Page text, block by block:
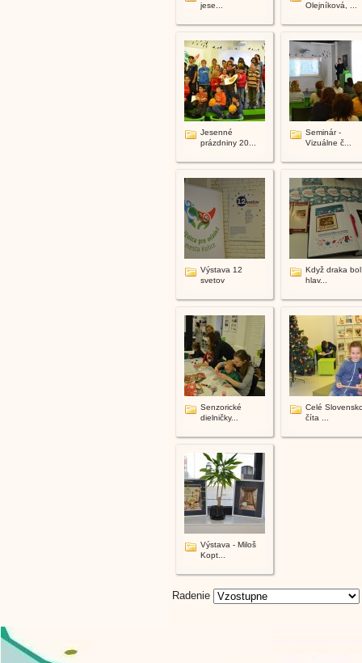
jese...
Olejníková, ...
Jesenné
prázdniny 20...
Seminár -
Vizuálne č...
Výstava 12
svetov
Když draka
hlav...
Senzorické
dielničky...
Celé
číta ...
Výstava - Miloš
Kopt...
Radenie